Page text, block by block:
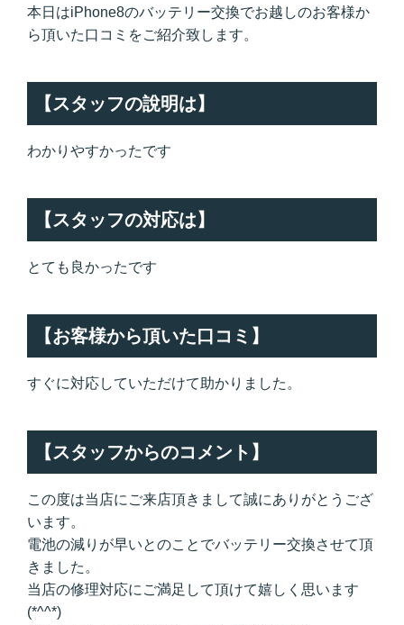
本日はiPhone8のバッテリー交換でお越しのお客様か
ら頂いた口コミをご紹介致します。
【スタッフの說明は】
わかりやすかったです
【スタッフの対応は】
とても良かったです
【お客様から頂いた口コミ】
すぐに対応していただけて助かりました。
【スタッフからのコメント】
この度は当店にご来店頂きまして誠にありがとうござ
います。
電池の減りが早いとのことでバッテリー交換させて頂
きました。
当店の修理対応にご満足して頂けて嬉しく思います
(*^^*)